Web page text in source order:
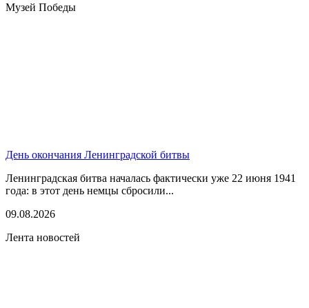
Музей Победы
День окончания Ленинградской битвы
Ленинградская битва началась фактически уже 22 июня 1941
года: в этот день немцы сбросили...
09.08.2026
Лента новостей